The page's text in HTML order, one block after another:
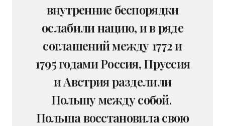
внутренние беспорядки
ослабили нацию, и в ряде
соглашений между 1772 и
1795 годами Россия, Пруссия
и Австрия разделили
Польшу между собой.
Польша восстановила свою